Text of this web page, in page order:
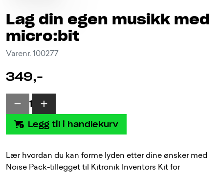
Lag din egen musikk med
micro:bit
Varenr. 100277
349,-
1
Legg til i handlekurv
Lær hvordan du kan forme lyden etter dine ønsker med
Noise Pack-tillegget til Kitronik Inventors Kit for